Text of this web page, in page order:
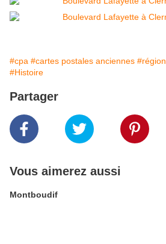
#cpa #cartes postales anciennes
#Histoire
Partager
Vous aimerez aussi
Montboudif